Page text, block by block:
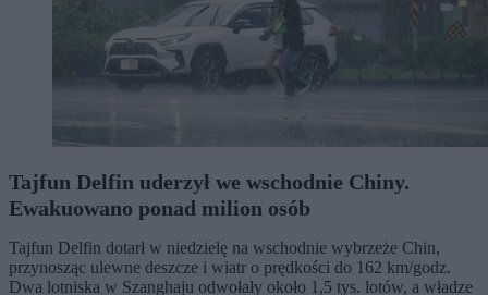
Tajfun Delfin uderzył we wschodnie Chiny.
Ewakuowano ponad milion osób
Tajfun Delfin dotarł w niedzielę na wschodnie wybrzeże Chin,
przynosząc ulewne deszcze i wiatr o prędkości do 162 km/godz.
Dwa lotniska w Szanghaju odwołały około 1,5 tys. lotów, a władze